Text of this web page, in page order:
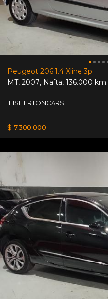
Peugeot 206 1.4 Xline 3p
MT, 2007, Nafta, 136.000 km.
FISHERTONCARS
$ 7.300.000